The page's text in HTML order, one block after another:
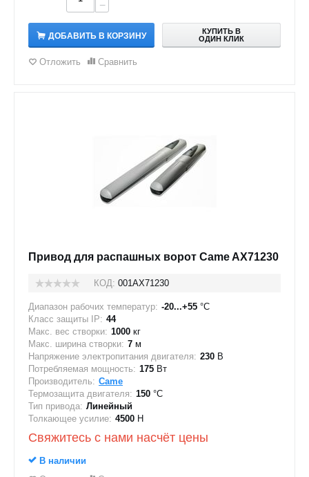
−
ДОБАВИТЬ В КОРЗИНУ
КУПИТЬ В
ОДИН КЛИК
Отложить Сравнить
Привод для распашных ворот Сame AX71230
КОД: 001AX71230
Диапазон рабочих температур: -20...+55 °C
Класс защиты IP: 44
Макс. вес створки: 1000 кг
Макс. ширина створки: 7 м
Напряжение электропитания двигателя: 230 В
Потребляемая мощность: 175 Вт
Производитель: Came
Термозащита двигателя: 150 °C
Тип привода: Линейный
Толкающее усилие: 4500 Н
Свяжитесь с нами насчёт цены
В наличии